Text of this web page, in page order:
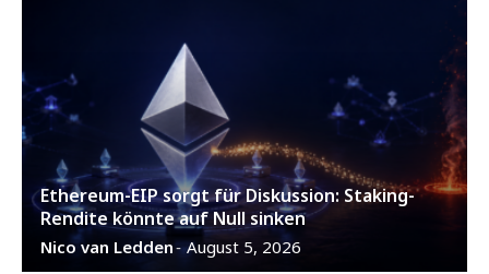
Ethereum-EIP sorgt für Diskussion: Staking-
Rendite könnte auf Null sinken
Nico van Ledden- August 5, 2026